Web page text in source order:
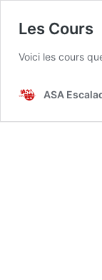
Les Cours
Voici les cours
ASA